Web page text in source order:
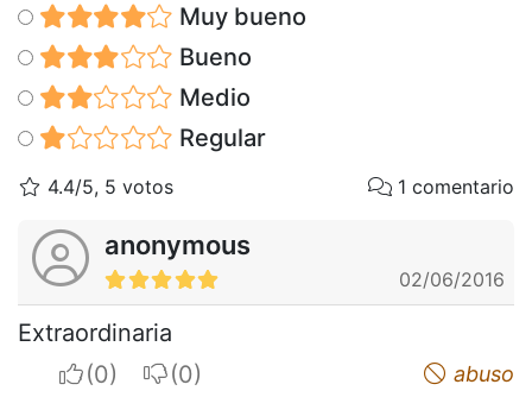
Muy bueno
Bueno
Medio
Regular
4.4/5, 5 votos 1 comentario
anonymous
02/06/2016
Extraordinaria
I apreciateI do not appreciate abuso